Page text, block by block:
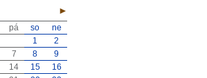
►
pá so
ne
1
2
7 8
9
14 15
16